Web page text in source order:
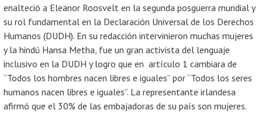
enalteció a Eleanor Roosvelt en la segunda posguerra mundial y
su rol fundamental en la Declaración Universal de los Derechos
Humanos (DUDH). En su redacción intervinieron muchas mujeres
y la hindú Hansa Metha, fue un gran activista del lenguaje
inclusivo en la DUDH y logro que en artículo 1 cambiara de
“Todos los hombres nacen libres e iguales” por “Todos los seres
humanos nacen libres e iguales”. La representante irlandesa
afirmó que el 30% de las embajadoras de su país son mujeres.